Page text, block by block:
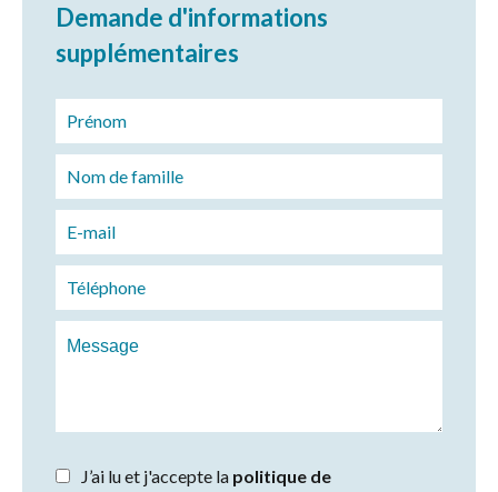
Demande d'informations
supplémentaires
J’ai lu et j'accepte la politique de